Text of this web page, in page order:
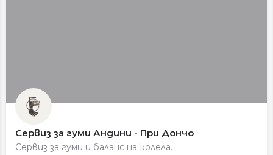
Сервиз за гуми Андини - При Дончо
Сервиз за гуми и баланс на колела.